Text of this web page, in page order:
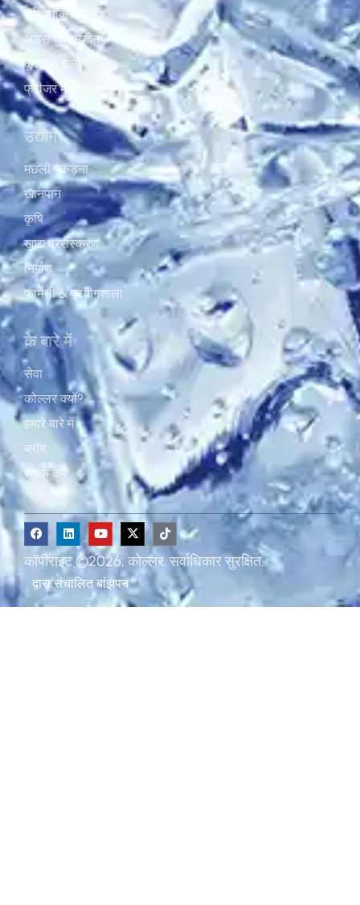
बर्फ ब्लॉक मशीन
आइस बॉल मशीन
कूलर में चलो
फ्रीजर में टहलना
उद्योग
मछली पकड़ना
खानपान
कृषि
खाद्य प्रसंस्करण
निर्माण
फार्मेसी & प्रयोगशाला
के बारे में
सेवा
कोल्लर क्यों?
हमारे बारे में
ब्लॉग
संपर्क करें
कॉपीराइट ©2026, कोल्लर. सर्वाधिकार सुरक्षित.
द्वारा संचालित बांझपन